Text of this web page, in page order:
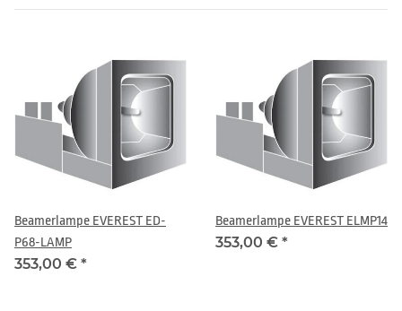
Beamerlampe EVEREST ED-
P68-LAMP
353,00 € *
Beamerlampe EVEREST ELMP14
353,00 € *